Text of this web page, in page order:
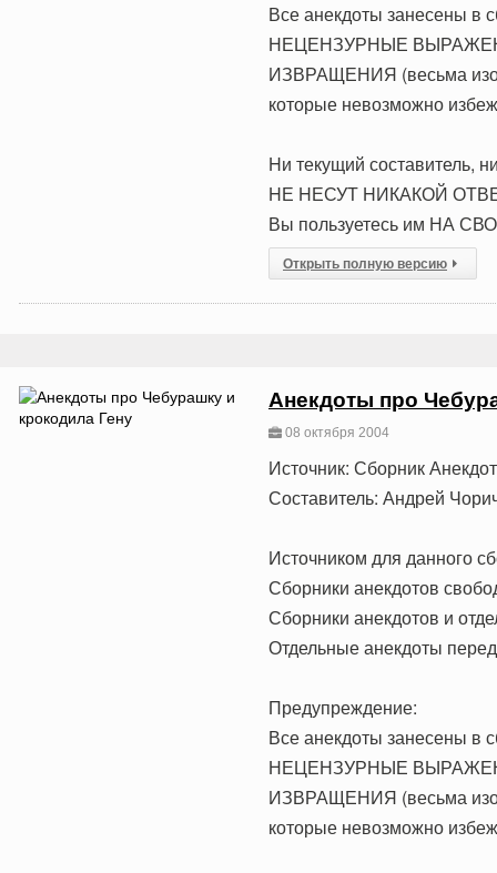
Все анекдоты занесены в
НЕЦЕНЗУРНЫЕ
ИЗВРАЩЕНИЯ (весьма
которые невозможно
Hи текущий составитель,
HЕ HЕСУТ HИКАКОЙ
Вы пользуетесь им НА
Открыть полную версию
Анекдоты про
08 октября 2004
Источник: Сборник
Составитель: Андрей
Источником для данного
Сборники анекдотов
Сборники анекдотов и
Отдельные анекдоты
Предупреждение:
Все анекдоты занесены в
НЕЦЕНЗУРНЫЕ
ИЗВРАЩЕНИЯ (весьма
которые невозможно